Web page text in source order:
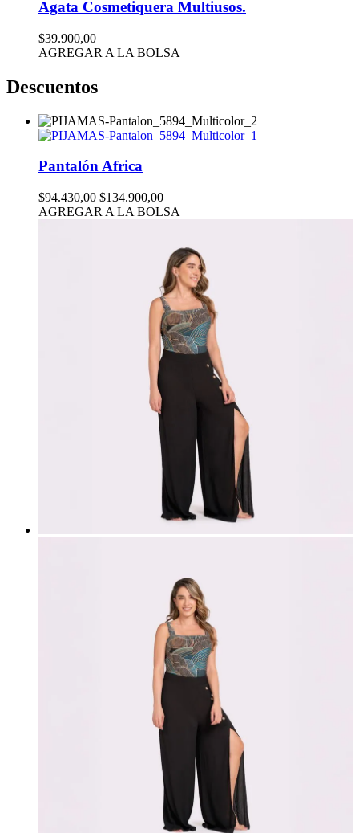
Agata Cosmetiquera Multiusos.
$39.900,00
AGREGAR A LA BOLSA
Descuentos
Pantalón Africa
$94.430,00 $134.900,00
AGREGAR A LA BOLSA